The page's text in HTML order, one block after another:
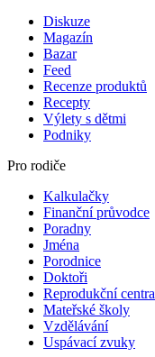
Diskuze
Magazín
Bazar
Feed
Recenze produktů
Recepty
Výlety s dětmi
Podniky
Pro rodiče
Kalkulačky
Finanční průvodce
Poradny
Jména
Porodnice
Doktoři
Reprodukční centra
Mateřské školy
Vzdělávání
Uspávací zvuky